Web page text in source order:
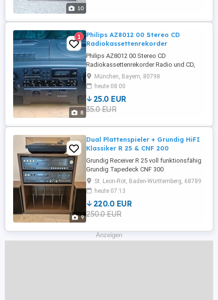
10
8
1
Philips AZ8012 00 Stereo CD
Radiokassettenrekorder
Philips AZ8012 00 Stereo CD
Radiokassettenrekorder Radio und CD,
Kassetten Recorder aus den 90er.
Kassetten Recorder und Radio volle
Funktion CD Player ohne Funktion, der
Laser liest aber erkennt leider keine CD
.antenne fehlt Versand ist gegen
möglich Privatverkauf ...
München, Bayern, 80798
heute 08:00
25.0 EUR
35.0 EUR
9
Dual Plattenspieler + Grundig HiFI
Klassiker R 25 & CNF 200
Grundig Receiver R 25 voll funktionsfähig
Grundig Tapedeck CNF 300
vollfunktionsfähig Dual Plattenspieler 604
eletronic direct drive - voll funktionsfähig
2 Grundig Boxen 550 Super Hifi
professional - voll funktionsfähig Hifi-
Schrank. Nur Komplettverkauf. Nur
Privatverkauf, ...
St. Leon-Rot, Baden-Württemberg, 68789
heute 07:13
220.0 EUR
250.0 EUR
Anzeigen